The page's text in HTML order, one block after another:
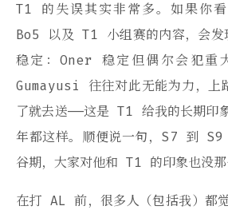
T1 的失误其实非常多。如果
Bo5 以及 T1 小组赛的内容，会发
稳定：Oner 稳定但偶尔会犯重
Gumayusi 往往对此无能为力，上
了就去送——这是 T1 给我的长期印
年都这样。顺便说一句，S7 到
谷期，大家对他和 T1 的印象也没那
在打 AL 前，很多人（包括我）都